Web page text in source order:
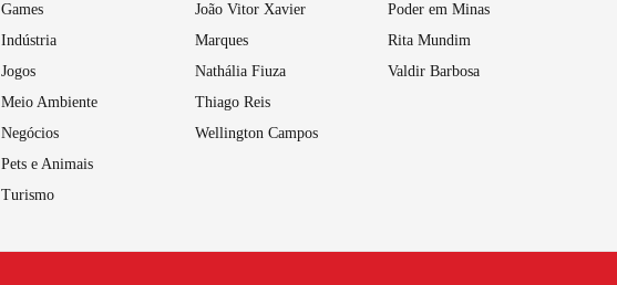
Games
Indústria
Jogos
Meio Ambiente
Negócios
Pets e Animais
Turismo
João Vitor Xavier
Marques
Nathália Fiuza
Thiago Reis
Wellington Campos
Poder em Minas
Rita Mundim
Valdir Barbosa